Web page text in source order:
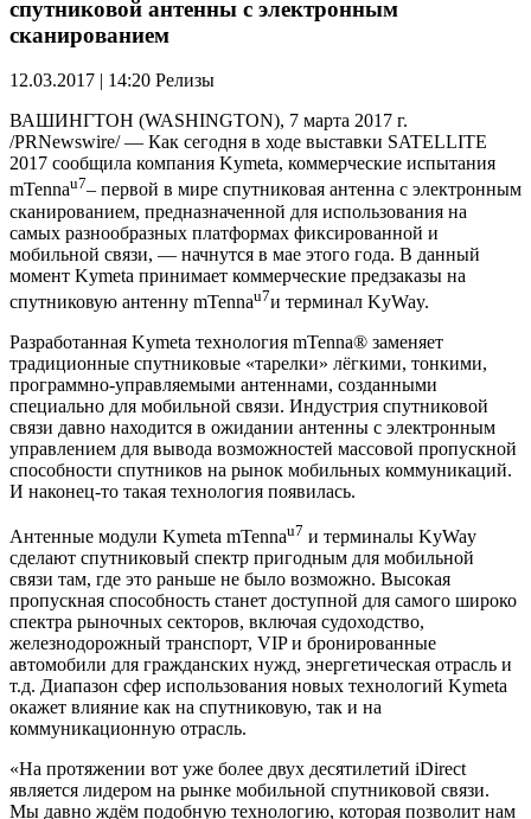
спутниковой антенны с электронным
сканированием
12.03.2017 | 14:20 Релизы
ВАШИНГТОН (WASHINGTON), 7 марта 2017 г.
/PRNewswire/ — Как сегодня в ходе выставки SATELLITE
2017 сообщила компания Kymeta, коммерческие испытания
mTennau7– первой в мире спутниковая антенна с электронным
сканированием, предназначенной для использования на
самых разнообразных платформах фиксированной и
мобильной связи, — начнутся в мае этого года. В данный
момент Kymeta принимает коммерческие предзаказы на
спутниковую антенну mTennau7и терминал KyWay.
Разработанная Kymeta технология mTenna® заменяет
традиционные спутниковые «тарелки» лёгкими, тонкими,
программно-управляемыми антеннами, созданными
специально для мобильной связи. Индустрия спутниковой
связи давно находится в ожидании антенны с электронным
управлением для вывода возможностей массовой пропускной
способности спутников на рынок мобильных коммуникаций.
И наконец-то такая технология появилась.
Антенные модули Kymeta mTennau7 и терминалы KyWay
сделают спутниковый спектр пригодным для мобильной
связи там, где это раньше не было возможно. Высокая
пропускная способность станет доступной для самого широко
спектра рыночных секторов, включая судоходство,
железнодорожный транспорт, VIP и бронированные
автомобили для гражданских нужд, энергетическая отрасль и
т.д. Диапазон сфер использования новых технологий Kymeta
окажет влияние как на спутниковую, так и на
коммуникационную отрасль.
«На протяжении вот уже более двух десятилетий iDirect
является лидером на рынке мобильной спутниковой связи.
Мы давно ждём подобную технологию, которая позволит нам